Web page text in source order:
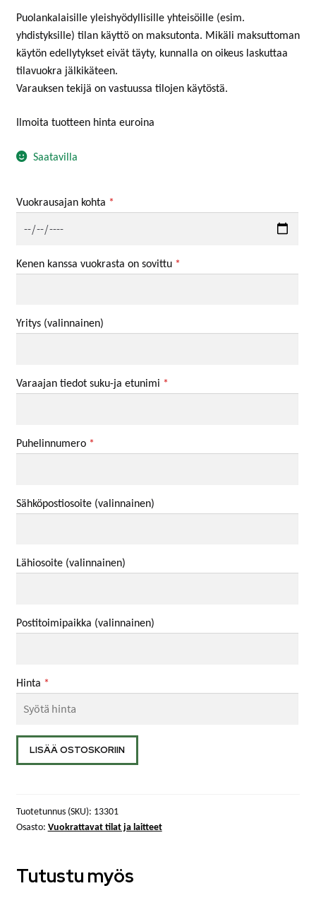
Puolankalaisille yleishyödyllisille yhteisöille (esim.
yhdistyksille) tilan käyttö on maksutonta. Mikäli maksuttoman
käytön edellytykset eivät täyty, kunnalla on oikeus laskuttaa
tilavuokra jälkikäteen.
Varauksen tekijä on vastuussa tilojen käytöstä.
Ilmoita tuotteen hinta euroina
Saatavilla
Vuokrausajan kohta *
Kenen kanssa vuokrasta on sovittu *
Yritys (valinnainen)
Varaajan tiedot suku-ja etunimi *
Puhelinnumero *
Sähköpostiosoite (valinnainen)
Lähiosoite (valinnainen)
Postitoimipaikka (valinnainen)
Hinta *
Luokan
vuokra
määrä
LISÄÄ OSTOSKORIIN
Tuotetunnus (SKU): 13301
Osasto: Vuokrattavat tilat ja laitteet
Tutustu myös